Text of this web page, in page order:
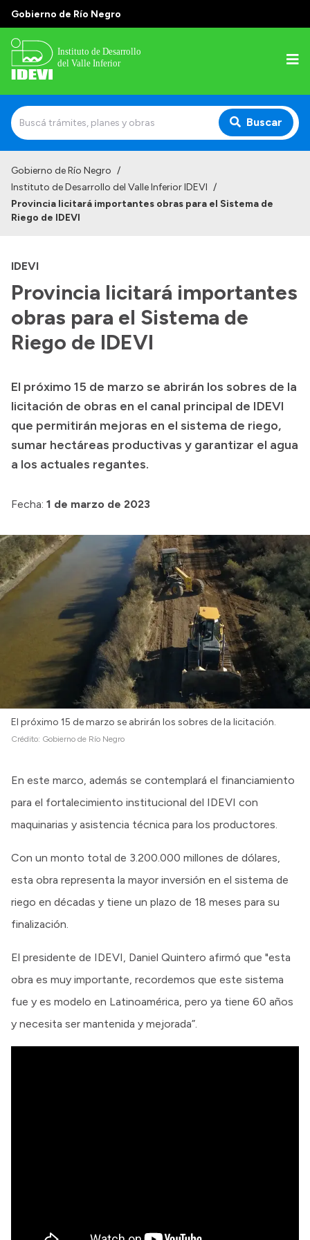
Gobierno de Río Negro
Buscar
Institucional
Normativa
Historia
Gobierno de Río Negro /
Instituto de Desarrollo del Valle Inferior IDEVI /
Provincia licitará importantes obras para el Sistema de
Riego de IDEVI
IDEVI
Provincia licitará importantes
obras para el Sistema de
Riego de IDEVI
El próximo 15 de marzo se abrirán los sobres de la
licitación de obras en el canal principal de IDEVI
que permitirán mejoras en el sistema de riego,
sumar hectáreas productivas y garantizar el agua
a los actuales regantes.
Fecha: 1 de marzo de 2023
El próximo 15 de marzo se abrirán los sobres de la licitación.
Crédito: Gobierno de Río Negro
En este marco, además se contemplará el financiamiento
para el fortalecimiento institucional del IDEVI con
maquinarias y asistencia técnica para los productores.
Con un monto total de 3.200.000 millones de dólares,
esta obra representa la mayor inversión en el sistema de
riego en décadas y tiene un plazo de 18 meses para su
finalización.
El presidente de IDEVI, Daniel Quintero afirmó que "esta
obra es muy importante, recordemos que este sistema
fue y es modelo en Latinoamérica, pero ya tiene 60 años
y necesita ser mantenida y mejorada”.